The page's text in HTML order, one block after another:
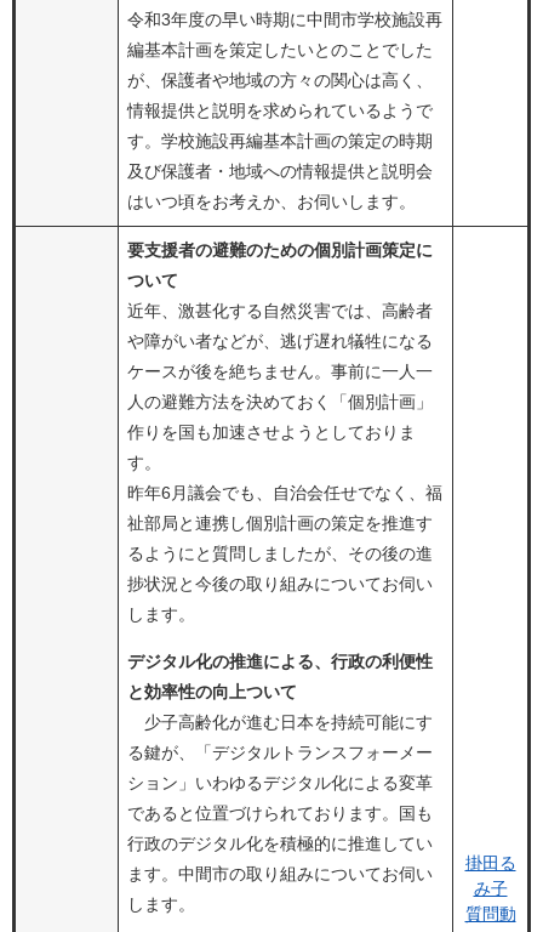
令和3年度の早い時期に中間市学校施設再
編基本計画を策定したいとのことでした
が、保護者や地域の方々の関心は高く、
情報提供と説明を求められているようで
す。学校施設再編基本計画の策定の時期
及び保護者・地域への情報提供と説明会
はいつ頃をお考えか、お伺いします。
要支援者の避難のための個別計画策定に
ついて
近年、激甚化する自然災害では、高齢者
や障がい者などが、逃げ遅れ犠牲になる
ケースが後を絶ちません。事前に一人一
人の避難方法を決めておく「個別計画」
作りを国も加速させようとしておりま
す。
昨年6月議会でも、自治会任せでなく、福
祉部局と連携し個別計画の策定を推進す
るようにと質問しましたが、その後の進
捗状況と今後の取り組みについてお伺い
します。
デジタル化の推進による、行政の利便性
と効率性の向上ついて
少子高齢化が進む日本を持続可能にす
る鍵が、「デジタルトランスフォーメー
ション」いわゆるデジタル化による変革
であると位置づけられております。国も
行政のデジタル化を積極的に推進してい
ます。中間市の取り組みについてお伺い
します。
掛田る
み子
質問動